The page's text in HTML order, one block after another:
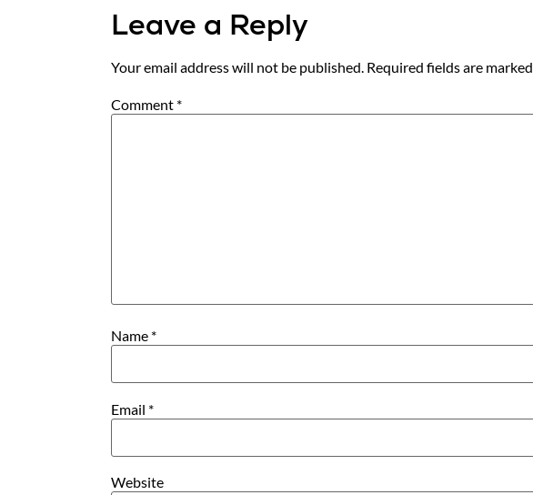
Leave a Reply
Your email address will not be published. Required fields are marked
Comment *
Name *
Email *
Website